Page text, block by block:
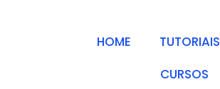
HOME TUTORIAIS
CURSOS